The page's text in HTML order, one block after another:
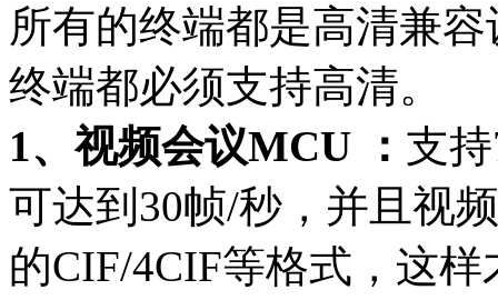
所有的终端都是高清兼
终端都必须支持高清。
1、视频会议MCU ： 支
可达到30帧/秒，并且视
的CIF/4CIF等格式，这